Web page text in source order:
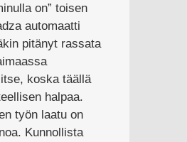
on” toisen
automaatti
pitänyt rassata
koska täällä
halpaa.
työn laatu on
Kunnollista